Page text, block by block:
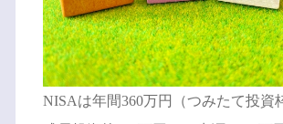
NISAは年間360万円（つみたて投資